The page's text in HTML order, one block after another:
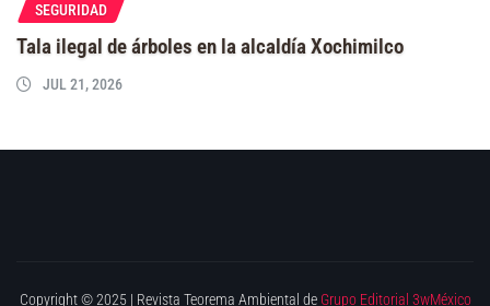
SEGURIDAD
Tala ilegal de árboles en la alcaldía Xochimilco
JUL 21, 2026
Copyright © 2025 | Revista Teorema Ambiental de Grupo Editorial 3wMéxico